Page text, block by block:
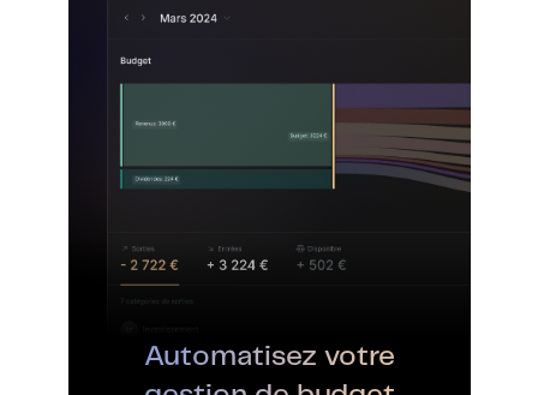
Automatisez votre